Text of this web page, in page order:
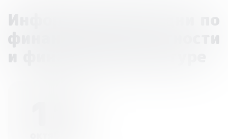
Информационные дни по
финансовой грамотности
и финансовой культуре